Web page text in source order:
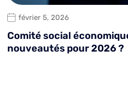
février 5, 2026
Comité social
nouveautés pour 2026 ?